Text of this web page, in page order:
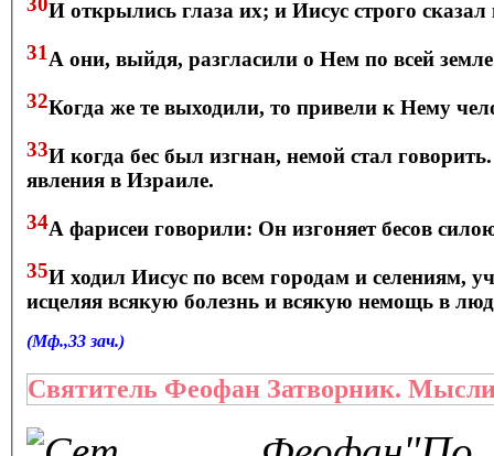
И открылись глаза их; и Иисус строго
31А они, выйдя, разгласили о Нем по всей
32Когда же те выходили, то привели к Нему
33И когда бес был изгнан, немой стал
явления в Израиле.
34А фарисеи говорили: Он изгоняет бесов
35И ходил Иисус по всем городам и селениям,
исцеляя всякую болезнь и всякую немощь в
(Мф.,33 зач.)
Святитель Феофан Затворник.